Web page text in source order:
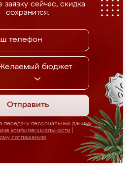
заявку сейчас, скидка
сохранится.
бюджет
Отправить
передачу персональных данных
конфиденциальности
соглашению